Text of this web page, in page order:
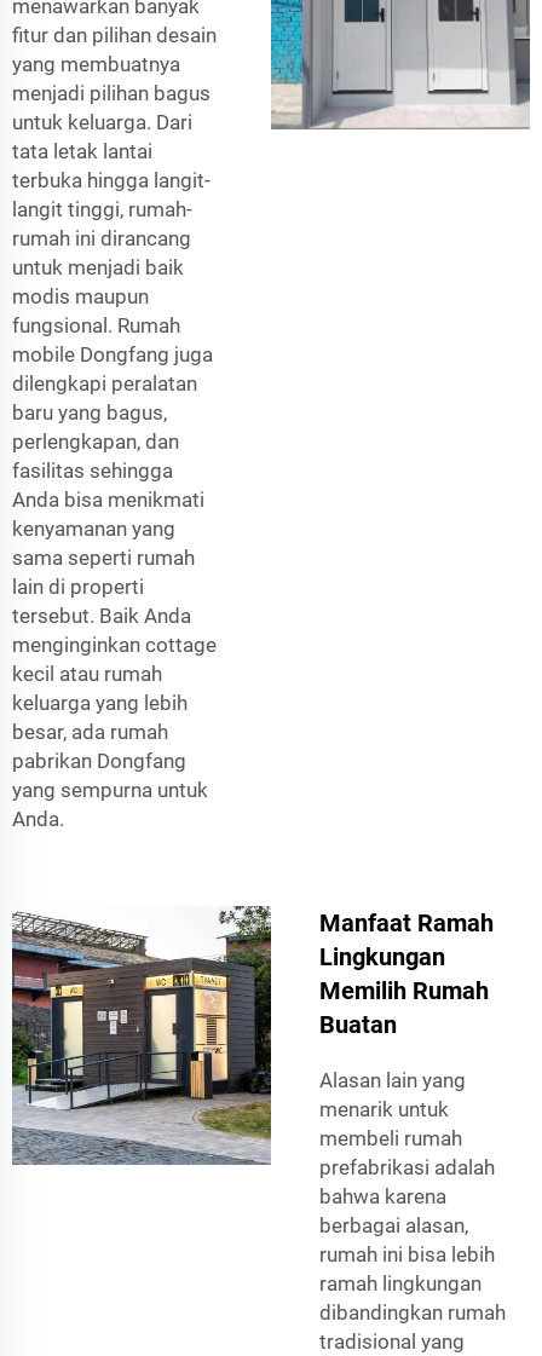
menawarkan banyak
fitur dan pilihan desain
yang membuatnya
menjadi pilihan bagus
untuk keluarga. Dari
tata letak lantai
terbuka hingga langit-
langit tinggi, rumah-
rumah ini dirancang
untuk menjadi baik
modis maupun
fungsional. Rumah
mobile Dongfang juga
dilengkapi peralatan
baru yang bagus,
perlengkapan, dan
fasilitas sehingga
Anda bisa menikmati
kenyamanan yang
sama seperti rumah
lain di properti
tersebut. Baik Anda
menginginkan cottage
kecil atau rumah
keluarga yang lebih
besar, ada rumah
pabrikan Dongfang
yang sempurna untuk
Anda.
Manfaat Ramah
Lingkungan
Memilih Rumah
Buatan
Alasan lain yang
menarik untuk
membeli rumah
prefabrikasi adalah
bahwa karena
berbagai alasan,
rumah ini bisa lebih
ramah lingkungan
dibandingkan rumah
tradisional yang